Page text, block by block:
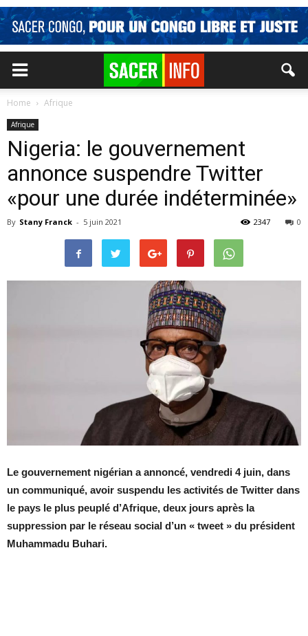
Home Afrique
Afrique
Nigeria: le gouvernement
annonce suspendre Twitter
«pour une durée indéterminée»
By Stany Franck - 5 juin 2021 0
2347
Le gouvernement nigérian a annoncé, vendredi 4 juin, dans
un communiqué, avoir suspendu les activités de Twitter dans
le pays le plus peuplé d’Afrique, deux jours après la
suppression par le réseau social d’un « tweet » du président
Muhammadu Buhari.